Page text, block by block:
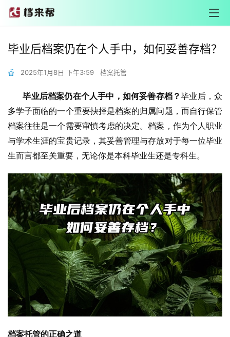
毕业后档案仍在个人手中，如何妥善存档？
香 2025年1月8日 下午3:59 档案托管
毕业后档案仍在个人手中，如何妥善存档？毕业后，众
多学子面临的一个重要抉择是档案的归属问题，而自行保管
档案往往是一个需要审慎考虑的决定。档案，作为个人职业
与学术生涯的宝贵记录，其妥善管理与存放对于每一位毕业
生而言都至关重要，无论你是本科毕业生还是专科生。
档案托管的正确之道